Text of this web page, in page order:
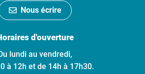
Nous écrire
d'ouverture
lundi au vendredi,
à 12h et de 14h à 17h30.